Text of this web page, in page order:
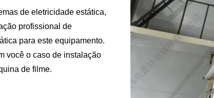
de eletricidade estática,
profissional de
para este equipamento.
você o caso de instalação
de filme.